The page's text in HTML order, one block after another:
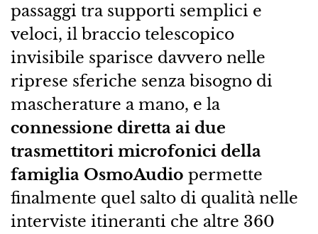
passaggi tra supporti semplici e
veloci, il braccio telescopico
invisibile sparisce davvero nelle
riprese sferiche senza bisogno di
mascherature a mano, e la
connessione diretta ai due
trasmettitori microfonici della
famiglia OsmoAudio permette
finalmente quel salto di qualità nelle
interviste itineranti che altre 360